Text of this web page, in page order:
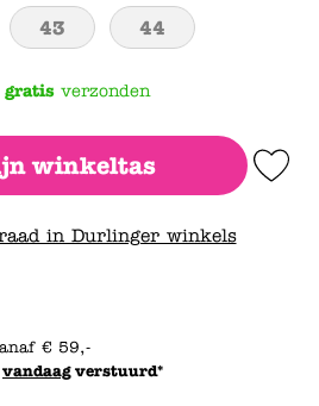
43 44
gratis verzonden
winkeltas Add to
in Durlinger winkels
€ 59,-
vandaagverstuurd*